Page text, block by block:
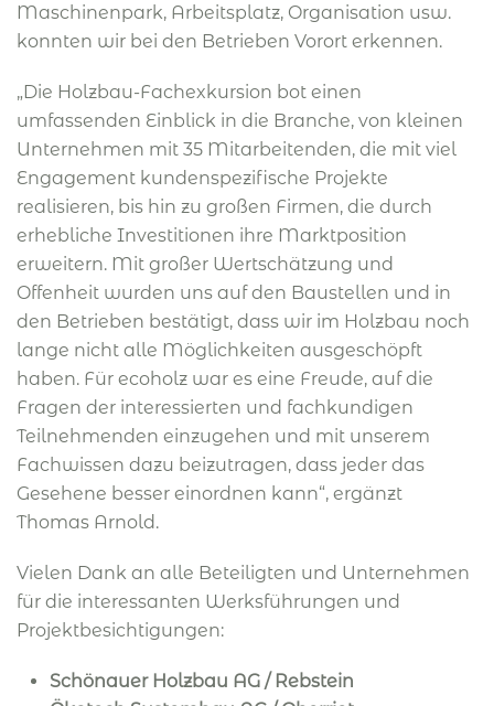
Maschinenpark, Arbeitsplatz, Organisation usw.
konnten wir bei den Betrieben Vorort erkennen.
„Die Holzbau-Fachexkursion bot einen
umfassenden Einblick in die Branche, von kleinen
Unternehmen mit 35 Mitarbeitenden, die mit viel
Engagement kundenspezifische Projekte
realisieren, bis hin zu großen Firmen, die durch
erhebliche Investitionen ihre Marktposition
erweitern. Mit großer Wertschätzung und
Offenheit wurden uns auf den Baustellen und in
den Betrieben bestätigt, dass wir im Holzbau noch
lange nicht alle Möglichkeiten ausgeschöpft
haben. Für ecoholz war es eine Freude, auf die
Fragen der interessierten und fachkundigen
Teilnehmenden einzugehen und mit unserem
Fachwissen dazu beizutragen, dass jeder das
Gesehene besser einordnen kann“, ergänzt
Thomas Arnold.
Vielen Dank an alle Beteiligten und Unternehmen
für die interessanten Werksführungen und
Projektbesichtigungen:
Schönauer Holzbau AG / Rebstein